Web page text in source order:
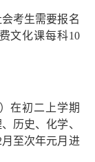
考生需要报名
文化课每科10
在初二上学期
历史、化学、
至次年元月进